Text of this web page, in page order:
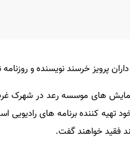
پرویز خرسند نویسنده و
تهیه کننده برنامه های رادیویی
فقید خواهند گفت.